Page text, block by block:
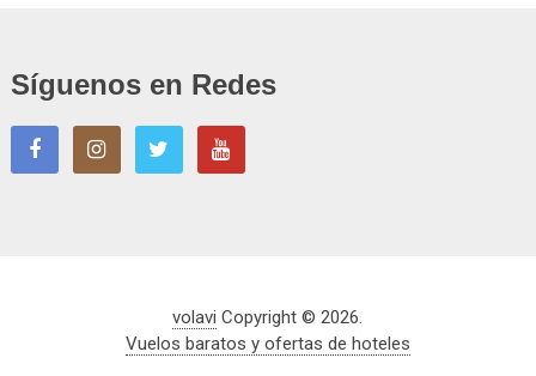
Síguenos en Redes
volavi Copyright © 2026.
Vuelos baratos y ofertas de hoteles